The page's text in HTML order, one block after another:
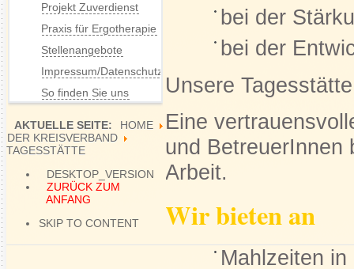
bei der
bei der
Unsere
Eine
und BetreuerInnen
Arbeit.
Wir bieten an
Mahlzeiten
Projekt Zuverdienst
Praxis für Ergotherapie
Stellenangebote
Impressum/Datenschutz
So finden Sie uns
AKTUELLE SEITE:
HOME
DER KREISVERBAND
TAGESSTÄTTE
DESKTOP_VERSION
ZURÜCK ZUM
ANFANG
SKIP TO CONTENT